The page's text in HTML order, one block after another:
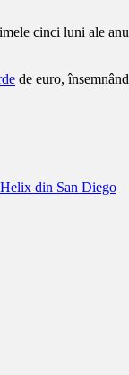
cinci luni ale
de euro,
din San Diego